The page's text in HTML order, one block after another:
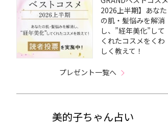
2026上半期】あなた
の肌・髪悩みを解消
し、”経年美化”して
くれたコスメをくわ
しく教えて！
プレゼント一覧へ
美的子ちゃん占い